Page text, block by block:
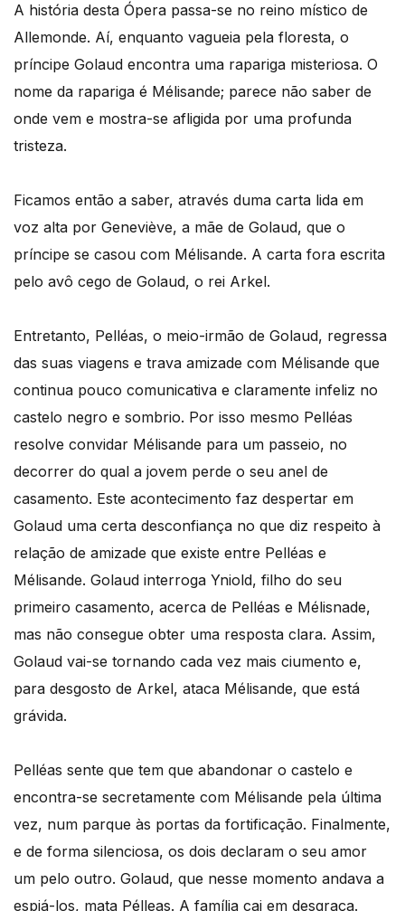
A história desta Ópera passa-se no reino místico de
Allemonde. Aí, enquanto vagueia pela floresta, o
príncipe Golaud encontra uma rapariga misteriosa. O
nome da rapariga é Mélisande; parece não saber de
onde vem e mostra-se afligida por uma profunda
tristeza.
Ficamos então a saber, através duma carta lida em
voz alta por Geneviève, a mãe de Golaud, que o
príncipe se casou com Mélisande. A carta fora escrita
pelo avô cego de Golaud, o rei Arkel.
Entretanto, Pelléas, o meio-irmão de Golaud, regressa
das suas viagens e trava amizade com Mélisande que
continua pouco comunicativa e claramente infeliz no
castelo negro e sombrio. Por isso mesmo Pelléas
resolve convidar Mélisande para um passeio, no
decorrer do qual a jovem perde o seu anel de
casamento. Este acontecimento faz despertar em
Golaud uma certa desconfiança no que diz respeito à
relação de amizade que existe entre Pelléas e
Mélisande. Golaud interroga Yniold, filho do seu
primeiro casamento, acerca de Pelléas e Mélisnade,
mas não consegue obter uma resposta clara. Assim,
Golaud vai-se tornando cada vez mais ciumento e,
para desgosto de Arkel, ataca Mélisande, que está
grávida.
Pelléas sente que tem que abandonar o castelo e
encontra-se secretamente com Mélisande pela última
vez, num parque às portas da fortificação. Finalmente,
e de forma silenciosa, os dois declaram o seu amor
um pelo outro. Golaud, que nesse momento andava a
espiá-los, mata Pélleas. A família cai em desgraça.